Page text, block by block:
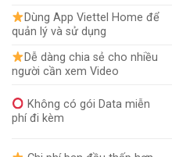
Dùng App Viettel Home để
quản lý và sử dụng
Dễ dàng chia sẻ cho nhiều
người cần xem Video
Không có gói Data miễn
phí đi kèm